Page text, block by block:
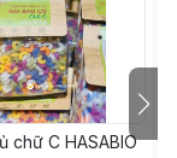
có bát nui
sauce ngậy
– 1 phần nui,
là nui chín.
chữ C HASABIO